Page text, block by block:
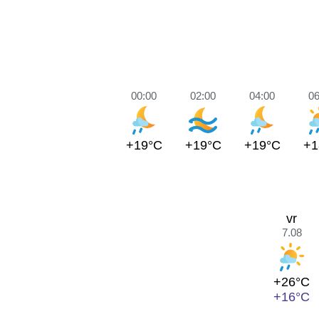
00:00
+19°C
02:00
+19°C
04:00
+19°C
vr
7.08
+26°C
+16°C